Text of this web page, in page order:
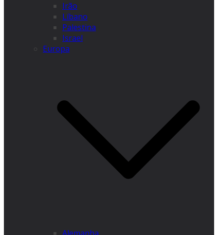
Irão
Líbano
Palestina
Israel
Europa